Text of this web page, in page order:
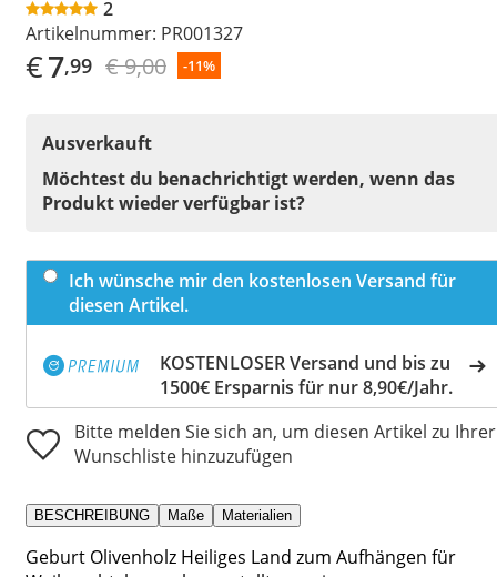
2
Artikelnummer: PR001327
€7,99 € 9,00 -11%
Ausverkauft
Möchtest du benachrichtigt werden, wenn das
Produkt wieder verfügbar ist?
Ich wünsche mir den kostenlosen Versand für
diesen Artikel.
KOSTENLOSER Versand und bis zu
1500€ Ersparnis für nur 8,90€/Jahr.
Bitte melden Sie sich an, um diesen Artikel zu Ihrer
Wunschliste hinzuzufügen
BESCHREIBUNG Maße Materialien
Geburt Olivenholz Heiliges Land zum Aufhängen für